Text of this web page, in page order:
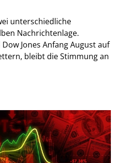
unterschiedliche
Nachrichtenlage.
Jones Anfang August auf
bleibt die Stimmung an